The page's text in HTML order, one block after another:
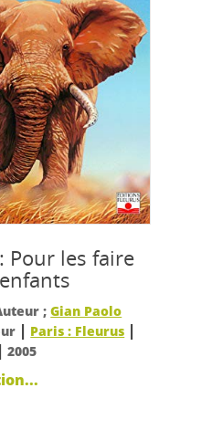
Pour les faire
;Gian Paolo
| Paris : Fleurus |
|2005